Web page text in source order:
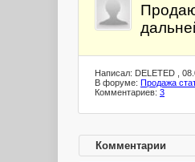
Написал: DELETED ,
В форуме: Продажа
Комментариев: 3
Комментарии